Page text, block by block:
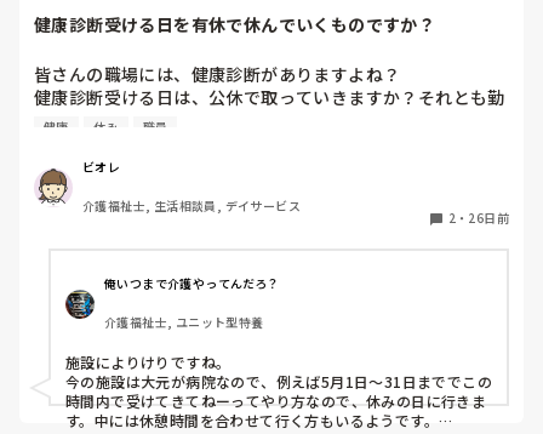
いませんでした。
それくらい誰にでも起こりうる可能性のある身近な病気で
す。
えない何かと闘っている人」なのかもしれません。
それは果たして適応障害だけに言えることなのでしょうか？
他の障害や病気は？
私はそんな皆さんの背中を支えられる人でありたいと願い、
それが福祉の本質であることを再確認しました。
健康診断受ける日を有休で休んでいくものですか？
皆さんの職場には、健康診断がありますよね？
健康診断受ける日は、公休で取っていきますか？それとも勤
務内に受けて仕事に戻って勤務始めるんですか？
健康診断の為に、有休を使って受ける職場もあるんでしょう
か？？
健康 休み 職員
ビオレ
介護福祉士, 生活相談員, デイサービス
2・ 26日前
俺いつまで介護やってんだろ？
介護福祉士, ユニット型特養
施設によりけりですね。
今の施設は大元が病院なので、例えば5月1日～31日まででこの
時間内で受けてきてねーってやり方なので、休みの日に行きま
す。中には休憩時間を合わせて行く方もいるようです。